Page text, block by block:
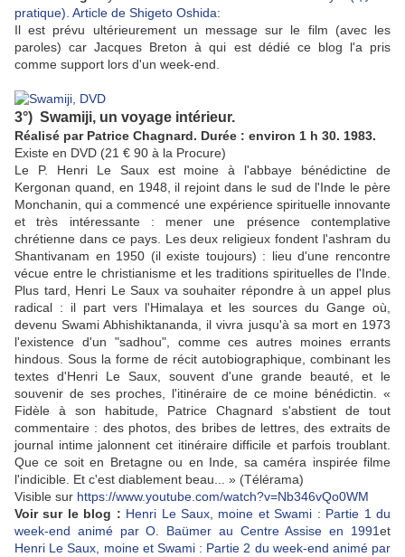
pratique). Article de Shigeto Oshida:
Il est prévu ultérieurement un message sur le film (avec les
paroles) car Jacques Breton à qui est dédié ce blog l'a pris
comme support lors d'un week-end.
3°) Swamiji, un voyage intérieur.
Réalisé par Patrice Chagnard. Durée : environ 1 h 30. 1983.
Existe en DVD (21 € 90 à la Procure)
Le P. Henri Le Saux est moine à l'abbaye bénédictine de
Kergonan quand, en 1948, il rejoint dans le sud de l'Inde le père
Monchanin, qui a commencé une expérience spirituelle innovante
et très intéressante : mener une présence contemplative
chrétienne dans ce pays. Les deux religieux fondent l'ashram du
Shantivanam en 1950 (il existe toujours) : lieu d'une rencontre
vécue entre le christianisme et les traditions spirituelles de l'Inde.
Plus tard, Henri Le Saux va souhaiter répondre à un appel plus
radical : il part vers l'Himalaya et les sources du Gange où,
devenu Swami Abhishiktananda, il vivra jusqu'à sa mort en 1973
l'existence d'un "sadhou", comme ces autres moines errants
hindous. Sous la forme de récit autobiographique, combinant les
textes d'Henri Le Saux, souvent d'une grande beauté, et le
souvenir de ses proches, l'itinéraire de ce moine bénédictin. «
Fidèle à son habitude, Patrice Chagnard s'abstient de tout
commentaire : des photos, des bribes de lettres, des extraits de
journal intime jalonnent cet itinéraire difficile et parfois troublant.
Que ce soit en Bretagne ou en Inde, sa caméra inspirée filme
l'indicible. Et c'est diablement beau... » (Télérama)
Visible sur https://www.youtube.com/watch?v=Nb346vQo0WM
Voir sur le blog : Henri Le Saux, moine et Swami : Partie 1 du
week-end animé par O. Baümer au Centre Assise en 1991et
Henri Le Saux, moine et Swami : Partie 2 du week-end animé par